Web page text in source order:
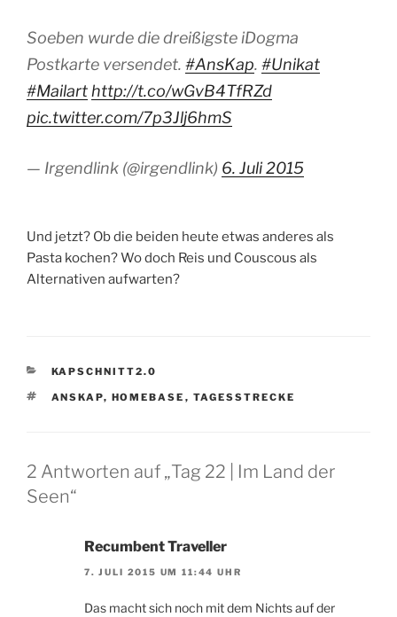
Soeben wurde die dreißigste iDogma
Postkarte versendet. #AnsKap. #Unikat
#Mailarthttp://t.co/wGvB4TfRZd
pic.twitter.com/7p3Jlj6hmS
— Irgendlink (@irgendlink) 6. Juli 2015
Und jetzt? Ob die beiden heute etwas anderes als
Pasta kochen? Wo doch Reis und Couscous als
Alternativen aufwarten?
KATEGORIEN
KAPSCHNITT2.0
SCHLAGWÖRTER
ANSKAP, HOMEBASE , TAGESSTRECKE
2 Antworten auf „Tag 22 | Im Land der
Seen“
Recumbent Traveller
7. JULI 2015 UM 11:44 UHR
Das macht sich noch mit dem Nichts auf der